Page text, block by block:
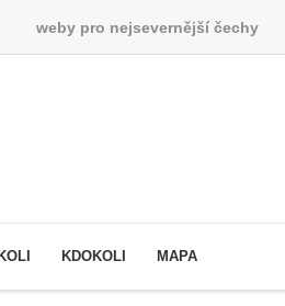
weby pro nejsevernější čechy
KDOKOLI MAPA